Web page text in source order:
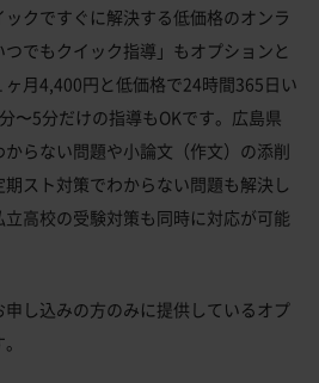
クですぐに解決する低価格のオンラ
でもクイック指導」もオプションと
ヶ月4,400円と低価格で24時間365日い
〜5分だけの指導もOKです。広島県
らない問題や小論文（作文）の添削
スト対策でわからない問題も解決し
高校の受験対策も同時に対応が可能
し込みの方のみに提供しているオプ